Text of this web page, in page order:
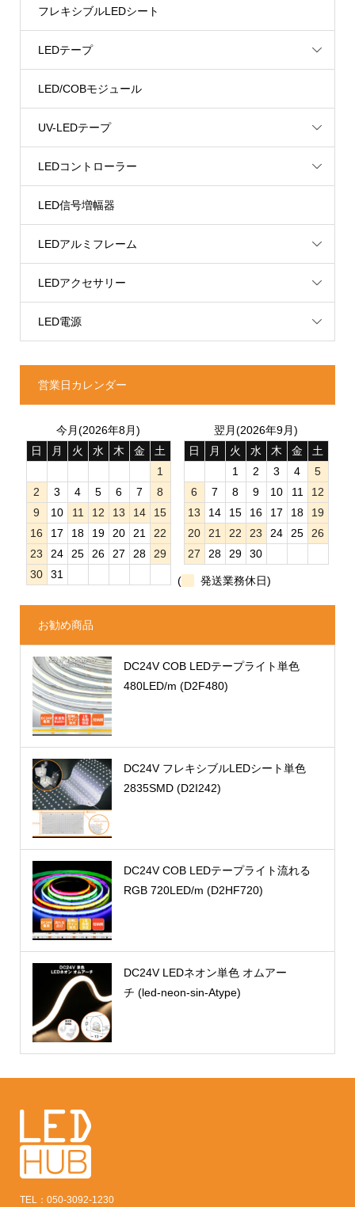
フレキシブルLEDシート
LEDテープ
LED/COBモジュール
UV-LEDテープ
LEDコントローラー
LED信号増幅器
LEDアルミフレーム
LEDアクセサリー
LED電源
営業日カレンダー
今月(2026年8月)
日
月 火 水 木 金
土
1
2
3 4 5 6 7
8
9
10 11 12 13 14
15
16
17 18 19 20 21
22
23
24 25 26 27 28
29
30
31
翌月(2026年9月)
日
月 火 水 木 金
土
1
2 3 4
5
6
7 8 9 10 11
12
13
14 15 16 17 18
19
20
21 22 23 24 25
26
27
28 29 30
( 発送業務休日)
お勧め商品
DC24V COB LEDテープライト単色
480LED/m (D2F480)
DC24V フレキシブルLEDシート単色
2835SMD (D2I242)
DC24V COB LEDテープライト流れる
RGB 720LED/m (D2HF720)
DC24V LEDネオン単色 オムアー
チ (led-neon-sin-Atype)
TEL：050-3092-1230